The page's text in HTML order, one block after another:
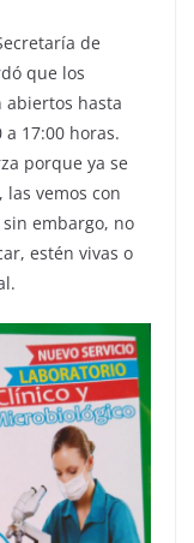
de
que los
abiertos hasta
17:00 horas.
porque ya se
las vemos con
embargo, no
estén vivas o